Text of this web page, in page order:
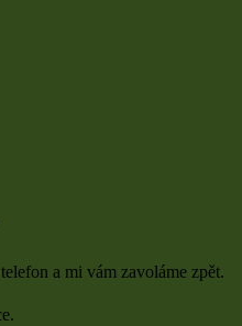
a mi vám zavoláme zpět.